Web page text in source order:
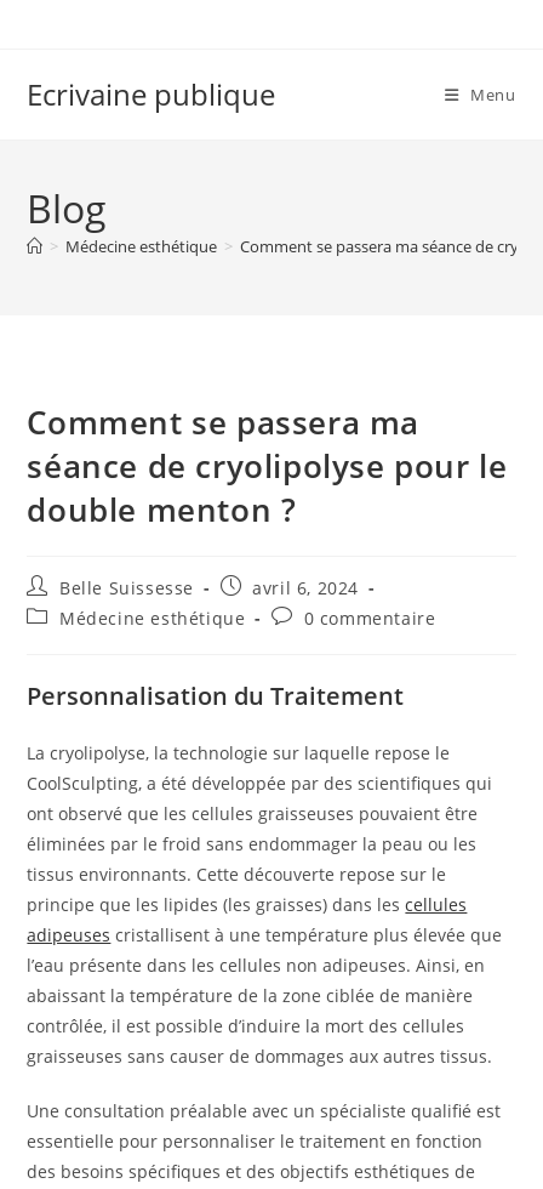
Ecrivaine publique Menu
Blog
> Médecine esthétique > Comment se passera ma séance de
Comment se passera ma
séance de cryolipolyse pour le
double menton ?
Auteur/autrice
de
la
Belle Suissesse
Publication
publiée :
avril 6, 2024
PostMédecine esthétique
Commentaires
publication :
0 commentaire
Personnalisation du Traitement
La cryolipolyse, la technologie sur laquelle repose le
CoolSculpting, a été développée par des scientifiques qui
ont observé que les cellules graisseuses pouvaient être
éliminées par le froid sans endommager la peau ou les
tissus environnants. Cette découverte repose sur le
principe que les lipides (les graisses) dans lescellules
adipeuses cristallisent à une température plus élevée que
l’eau présente dans les cellules non adipeuses. Ainsi, en
abaissant la température de la zone ciblée de manière
contrôlée, il est possible d’induire la mort des cellules
graisseuses sans causer de dommages aux autres tissus.
Une consultation préalable avec un spécialiste qualifié est
essentielle pour personnaliser le traitement en fonction
des besoins spécifiques et des objectifs esthétiques de